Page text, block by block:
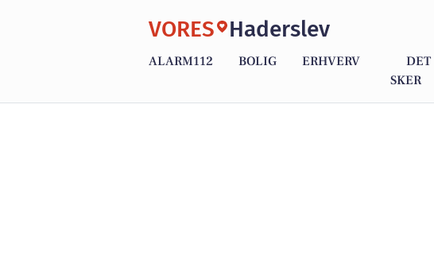
VORES Haderslev
ALARM112 BOLIG ERHVERV
DET
SKER